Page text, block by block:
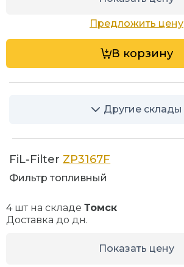
Предложить цену
В корзину
Другие склады
FiL-Filter ZP3167F
Фильтр топливный
4 шт на складеТомск
Доставка додн.
Показать цену